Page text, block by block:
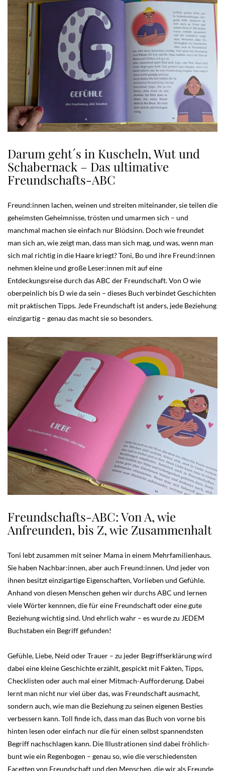
Darum geht´s in Kuscheln, Wut und
Schabernack – Das ultimative
Freundschafts-ABC
Freund:innen lachen, weinen und streiten miteinander, sie teilen die
geheimsten Geheimnisse, trösten und umarmen sich – und
manchmal machen sie einfach nur Blödsinn. Doch wie freundet
man sich an, wie zeigt man, dass man sich mag, und was, wenn man
sich mal richtig in die Haare kriegt? Toni, Bo und ihre Freund:innen
nehmen kleine und große Leser:innen mit auf eine
Entdeckungsreise durch das ABC der Freundschaft. Von O wie
oberpeinlich bis D wie da sein – dieses Buch verbindet Geschichten
mit praktischen Tipps. Jede Freundschaft ist anders, jede Beziehung
einzigartig – genau das macht sie so besonders.
Freundschafts-ABC: Von A, wie
Anfreunden, bis Z, wie Zusammenhalt
Toni lebt zusammen mit seiner Mama in einem Mehrfamilienhaus.
Sie haben Nachbar:innen, aber auch Freund:innen. Und jeder von
ihnen besitzt einzigartige Eigenschaften, Vorlieben und Gefühle.
Anhand von diesen Menschen gehen wir durchs ABC und lernen
viele Wörter kennnen, die für eine Freundschaft oder eine gute
Beziehung wichtig sind. Und ehrlich wahr – es wurde zu JEDEM
Buchstaben ein Begriff gefunden!
Gefühle, Liebe, Neid oder Trauer – zu jeder Begriffserklärung wird
dabei eine kleine Geschichte erzählt, gespickt mit Fakten, Tipps,
Checklisten oder auch mal einer Mitmach-Aufforderung. Dabei
lernt man nicht nur viel über das, was Freundschaft ausmacht,
sondern auch, wie man die Beziehung zu seinen eigenen Besties
verbessern kann. Toll finde ich, dass man das Buch von vorne bis
hinten lesen oder einfach nur die für einen selbst spannendsten
Begriff nachschlagen kann. Die Illustrationen sind dabei fröhlich-
bunt wie ein Regenbogen – genau so, wie die verschiedensten
Facetten von Freundschaft und den Menschen, die wir als Freunde